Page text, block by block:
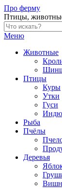
Skip
to
content
Про ферму
Птицы,
Меню
Животные
Птицы
Куры
Утки
Гуси
Рыба
Пчёлы
Деревья